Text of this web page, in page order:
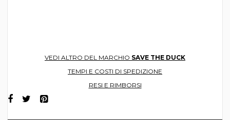
VEDI ALTRO DEL MARCHIO SAVE THE DUCK
TEMPI E COSTI DI SPEDIZIONE
RESI E RIMBORSI